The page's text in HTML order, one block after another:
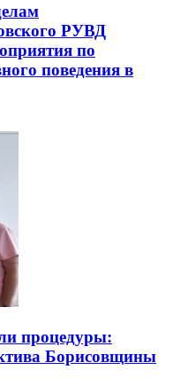
РУВД
по
поведения в
процедуры:
Борисовщины